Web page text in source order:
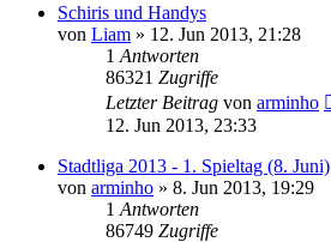
Schiris und Handys
von Liam » 12. Jun 2013, 21:28
1 Antworten
86321 Zugriffe
Letzter Beitrag von arminho
12. Jun 2013, 23:33
Stadtliga 2013 - 1. Spieltag (8. Juni)
von arminho » 8. Jun 2013, 19:29
1 Antworten
86749 Zugriffe